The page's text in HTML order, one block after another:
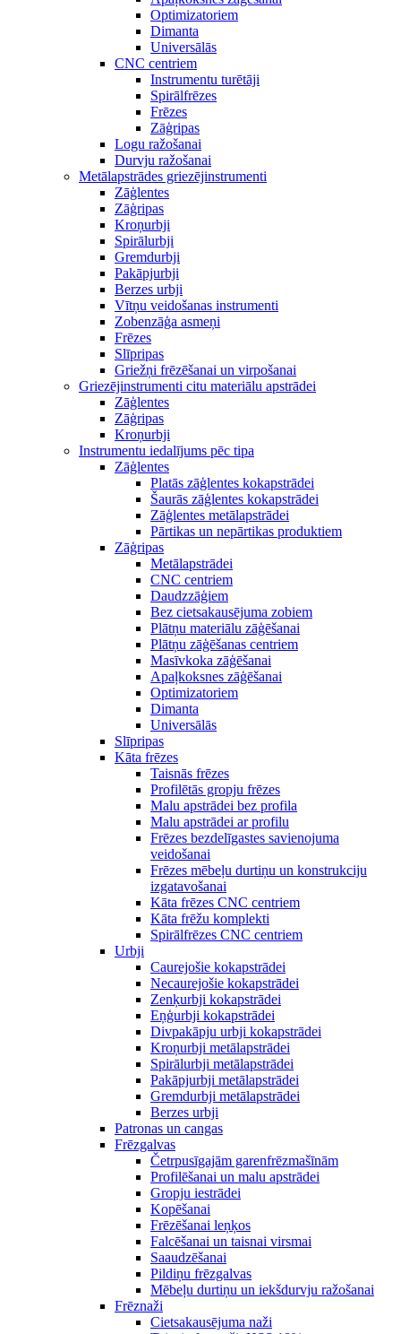
Optimizatoriem
Dimanta
Universālās
CNC centriem
Instrumentu turētāji
Spirālfrēzes
Frēzes
Zāģripas
Logu ražošanai
Durvju ražošanai
Metālapstrādes griezējinstrumenti
Zāģlentes
Zāģripas
Kroņurbji
Spirālurbji
Gremdurbji
Pakāpjurbji
Berzes urbji
Vītņu veidošanas instrumenti
Zobenzāģa asmeņi
Frēzes
Slīpripas
Griežņi frēzēšanai un virpošanai
Griezējinstrumenti citu materiālu apstrādei
Zāģlentes
Zāģripas
Kroņurbji
Instrumentu iedalījums pēc tipa
Zāģlentes
Platās zāģlentes kokapstrādei
Šaurās zāģlentes kokapstrādei
Zāģlentes metālapstrādei
Pārtikas un nepārtikas produktiem
Zāģripas
Metālapstrādei
CNC centriem
Daudzzāģiem
Bez cietsakausējuma zobiem
Plātņu materiālu zāģēšanai
Plātņu zāģēšanas centriem
Masīvkoka zāģēšanai
Apaļkoksnes zāģēšanai
Optimizatoriem
Dimanta
Universālās
Slīpripas
Kāta frēzes
Taisnās frēzes
Profilētās gropju frēzes
Malu apstrādei bez profila
Malu apstrādei ar profilu
Frēzes bezdelīgastes savienojuma
veidošanai
Frēzes mēbeļu durtiņu un konstrukciju
izgatavošanai
Kāta frēzes CNC centriem
Kāta frēžu komplekti
Spirālfrēzes CNC centriem
Urbji
Caurejošie kokapstrādei
Necaurejošie kokapstrādei
Zenķurbji kokapstrādei
Eņģurbji kokapstrādei
Divpakāpju urbji kokapstrādei
Kroņurbji metālapstrādei
Spirālurbji metālapstrādei
Pakāpjurbji metālapstrādei
Gremdurbji metālapstrādei
Berzes urbji
Patronas un cangas
Frēzgalvas
Četrpusīgajām garenfrēzmašīnām
Profilēšanai un malu apstrādei
Gropju iestrādei
Kopēšanai
Frēzēšanai leņķos
Falcēšanai un taisnai virsmai
Saaudzēšanai
Pildiņu frēzgalvas
Mēbeļu durtiņu un iekšdurvju ražošanai
Frēznaži
Cietsakausējuma naži